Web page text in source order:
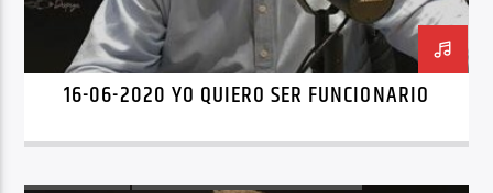
16-06-2020 YO QUIERO SER FUNCIONARIO